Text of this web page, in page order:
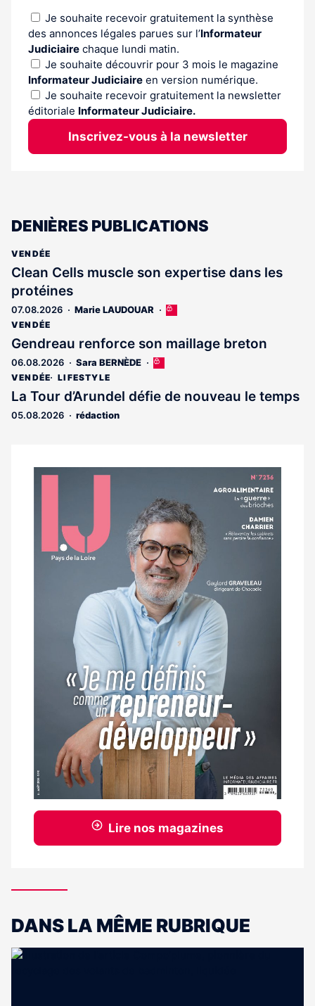
Je souhaite recevoir gratuitement la synthèse
des annonces légales parues sur l’Informateur
Judiciaire chaque lundi matin.
Je souhaite découvrir pour 3 mois le magazine
Informateur Judiciaire en version numérique.
Je souhaite recevoir gratuitement la newsletter
éditoriale Informateur Judiciaire.
Inscrivez-vous à la newsletter
DENIÈRES PUBLICATIONS
VENDÉE
Clean Cells muscle son expertise dans les
protéines
07.08.2026 Marie LAUDOUAR
Cet
réservé
VENDÉE
Gendreau renforce son maillage breton
06.08.2026 Sara BERNÈDE
Cet
réservé
VENDÉE LIFESTYLE
La Tour d’Arundel défie de nouveau le temps
05.08.2026 rédaction
Notre
magazine
Lire nos magazines
DANS LA MÊME RUBRIQUE